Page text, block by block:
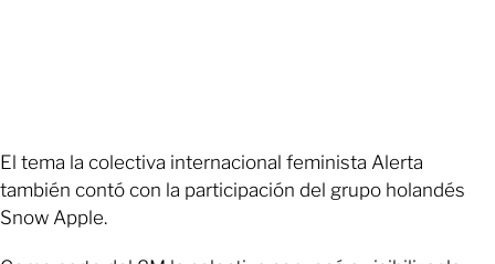
El tema la colectiva internacional feminista Alerta
también contó con la participación del grupo holandés
Snow Apple.